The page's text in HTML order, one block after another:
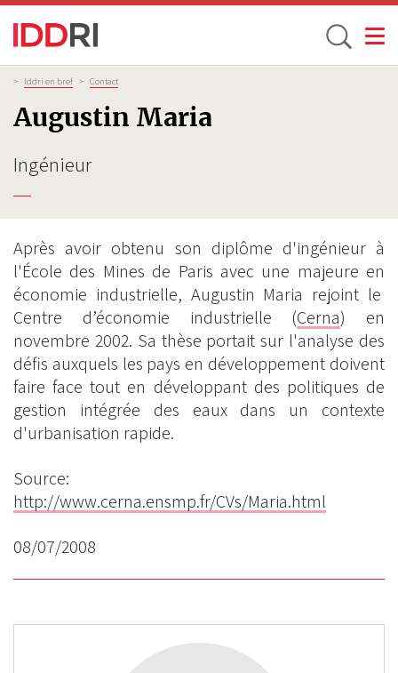
Aller
contenu
Toggle
Fil
d'Ariane
> Iddri en bref > Contact
Augustin Maria
Ingénieur
Après avoir obtenu son diplôme d'ingénieur à
l'École des Mines de Paris avec une majeure en
économie industrielle, Augustin Maria rejoint le
Centre d’économie industrielle (Cerna) en
novembre 2002. Sa thèse portait sur l'analyse des
défis auxquels les pays en développement doivent
faire face tout en développant des politiques de
gestion intégrée des eaux dans un contexte
d'urbanisation rapide.
Source:
http://www.cerna.ensmp.fr/CVs/Maria.html
08/07/2008